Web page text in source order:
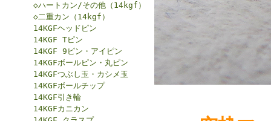
◇ハートカン/その他（14kgf）
◇二重カン（14kgf）
14KGFヘッドピン
14KGF Tピン
14KGF 9ピン・アイピン
14KGFボールピン・丸ピン
14KGFつぶし玉・カシメ玉
14KGFボールチップ
14KGF引き輪
14KGFカニカン